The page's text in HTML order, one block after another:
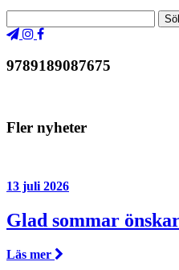
9789189087675
Fler nyheter
13 juli 2026
Glad sommar
Läs mer